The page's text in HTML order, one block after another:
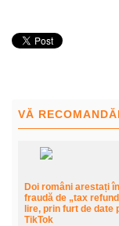
VĂ
Doi români arestați
fraudă de „tax
lire, prin furt de date
TikTok